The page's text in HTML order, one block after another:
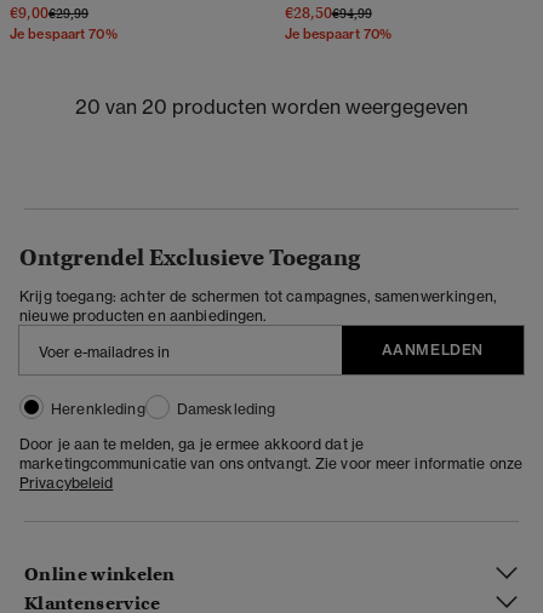
€9,00Prijs verlaagd van
€29,99naar
Je bespaart 70%
€28,50Prijs verlaagd van
€94,99naar
Je bespaart 70%
20 van 20 producten worden weergegeven
Ontgrendel Exclusieve Toegang
Krijg toegang: achter de schermen tot campagnes, samenwerkingen,
nieuwe producten en aanbiedingen.
AANMELDEN
Herenkleding
Dameskleding
Door je aan te melden, ga je ermee akkoord dat je
marketingcommunicatie van ons ontvangt. Zie voor meer informatie onze
Privacybeleid
Online winkelen
Klantenservice